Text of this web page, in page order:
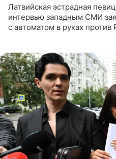
Латвийская эстрадная
интервью западным СМИ
с автоматом в руках